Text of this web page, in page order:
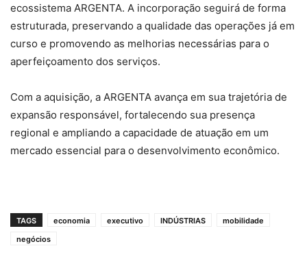
ecossistema ARGENTA. A incorporação seguirá de forma
estruturada, preservando a qualidade das operações já em
curso e promovendo as melhorias necessárias para o
aperfeiçoamento dos serviços.
Com a aquisição, a ARGENTA avança em sua trajetória de
expansão responsável, fortalecendo sua presença
regional e ampliando a capacidade de atuação em um
mercado essencial para o desenvolvimento econômico.
TAGS economia executivo INDÚSTRIAS
mobilidade
negócios